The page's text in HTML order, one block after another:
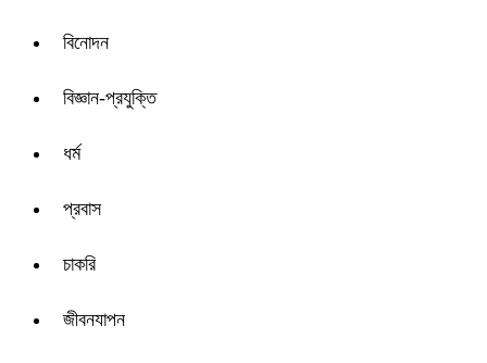
বিনোদন
বিজ্ঞান-প্রযুক্তি
ধর্ম
প্রবাস
চাকরি
জীবনযাপন